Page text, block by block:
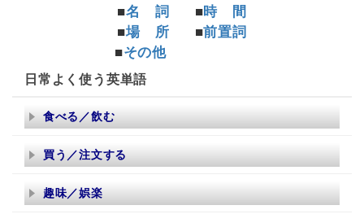
■名 詞 ■時 間
■場 所 ■前置詞
■その他
日常よく使う英単語
食べる／飲む
買う／注文する
趣味／娯楽